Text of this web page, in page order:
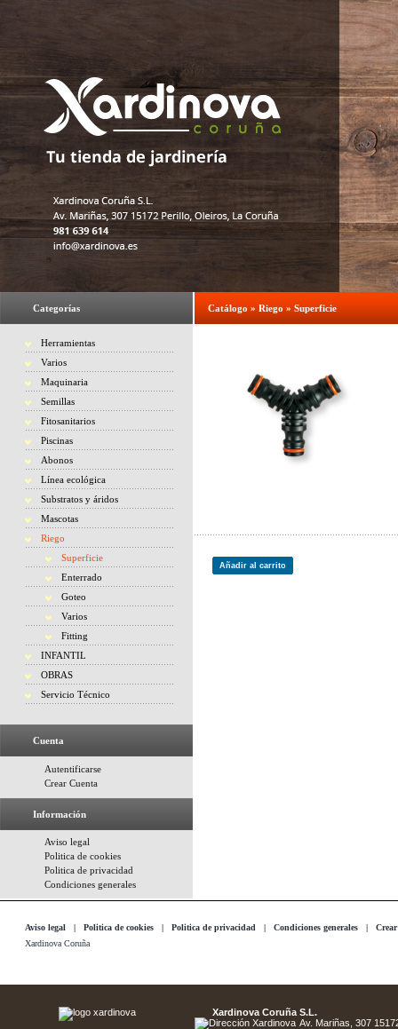
Categorías
Herramientas
Varios
Maquinaria
Semillas
Fitosanitarios
Piscinas
Abonos
Línea ecológica
Substratos y áridos
Mascotas
Riego
Superficie
Enterrado
Goteo
Varios
Fitting
INFANTIL
OBRAS
Servicio Técnico
Cuenta
Autentificarse
Crear Cuenta
Información
Aviso legal
Politica de cookies
Politica de privacidad
Condiciones generales
Catálogo » Riego » Superficie
Añadir al carrito
Aviso legal | Politica de cookies | Politica de privacidad | Condiciones generales |
Xardinova Coruña
Xardinova Coruña S.L.
Av. Mariñas, 307